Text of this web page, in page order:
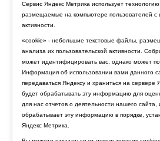
Сервис Яндекс Метрика использует
размещаемые на компьютере пользователей с
активности.
«cookie» - небольшие текстовые файлы,
анализа их пользовательской активности.
может идентифицировать вас, однако может
Информация об использовании вами данного
передаваться Яндексу и храниться на
будет обрабатывать эту информацию для
для нас отчетов о деятельности нашего сайта,
обрабатывает эту информацию в порядке,
Яндекс Метрика.